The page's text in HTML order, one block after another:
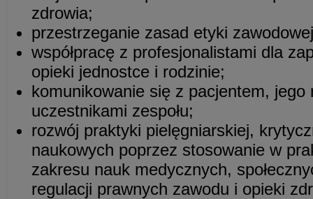
zdrowia;
przestrzeganie zasad etyki
współpracę z profesjonalistami dla
opieki jednostce i rodzinie;
komunikowanie się z pacjentem,
uczestnikami zespołu;
rozwój praktyki pielęgniarskiej,
naukowych poprzez stosowanie w
zakresu nauk medycznych,
regulacji prawnych zawodu i opieki